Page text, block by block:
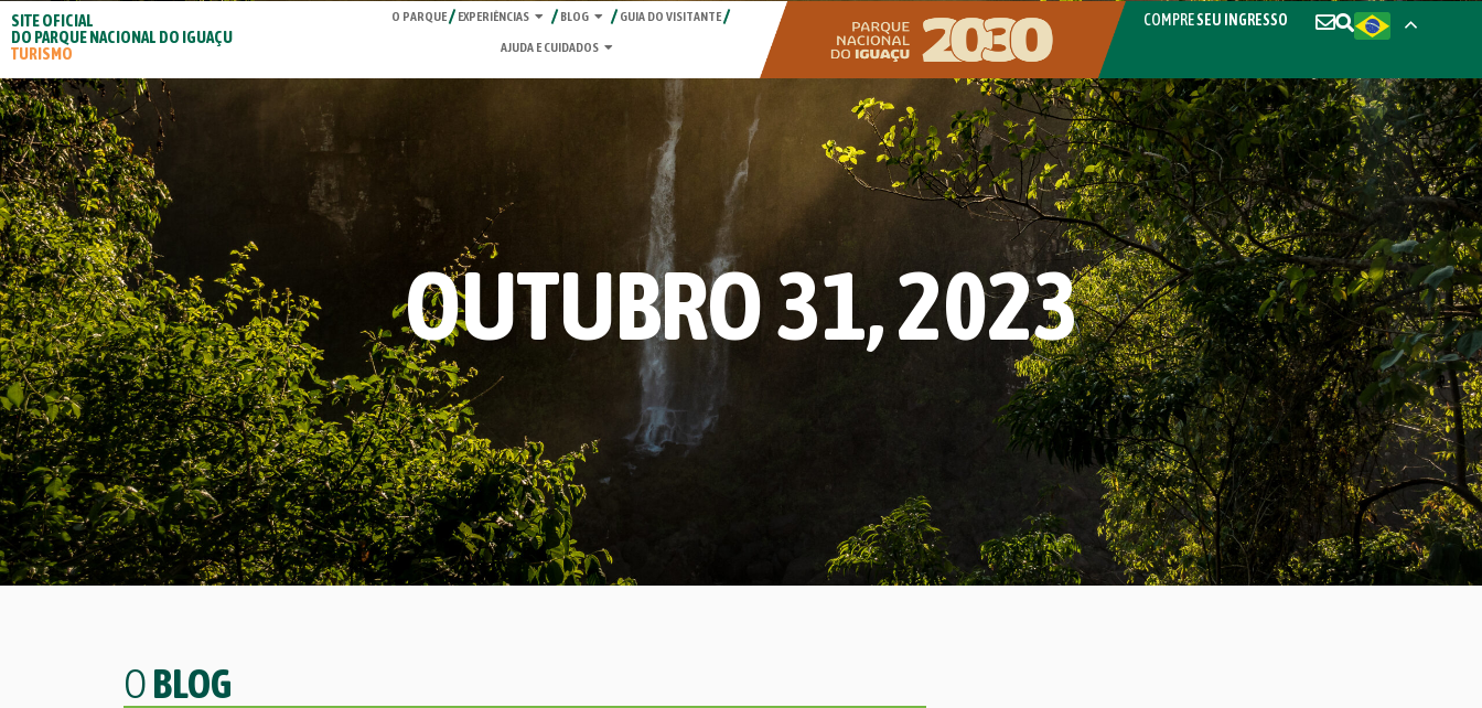
SITE OFICIAL
DO PARQUE NACIONAL DO IGUAÇU
TURISMO
O PARQUE EXPERIÊNCIAS BLOG
GUIA DO VISITANTE
AJUDA E CUIDADOS
COMPRESEU INGRESSO
OUTUBRO 31, 2023
OBLOG